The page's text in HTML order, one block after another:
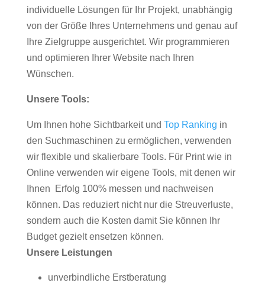
individuelle Lösungen für Ihr Projekt, unabhängig
von der Größe Ihres Unternehmens und genau auf
Ihre Zielgruppe ausgerichtet. Wir programmieren
und optimieren Ihrer Website nach Ihren
Wünschen.
Unsere Tools:
Um Ihnen hohe Sichtbarkeit und Top Ranking in
den Suchmaschinen zu ermöglichen, verwenden
wir flexible und skalierbare Tools. Für Print wie in
Online verwenden wir eigene Tools, mit denen wir
Ihnen Erfolg 100% messen und nachweisen
können. Das reduziert nicht nur die Streuverluste,
sondern auch die Kosten damit Sie können Ihr
Budget gezielt ensetzen können.
Unsere Leistungen
unverbindliche Erstberatung